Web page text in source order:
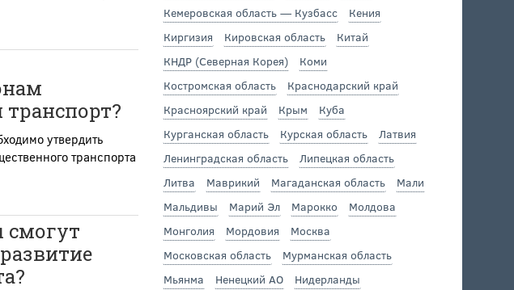
утвердить
транспорта
смогут
Кемеровская область — Кузбасс
Кения
Киргизия
Кировская область
Китай
КНДР (Северная Корея)
Коми
Костромская область
Краснодарский край
Красноярский край
Крым
Куба
Курганская область
Курская область
Латвия
Ленинградская область
Липецкая область
Литва
Маврикий Магаданская область
Мали
Мальдивы
Марий Эл Марокко
Молдова
Монголия
Мордовия
Москва
Московская область
Мурманская область
Мьянма
Ненецкий АО
Нидерланды